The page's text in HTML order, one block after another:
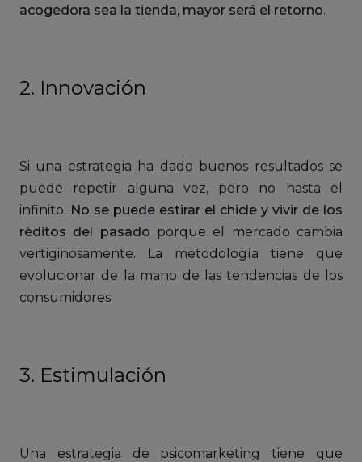
acogedora sea la tienda, mayor será el retorno.
2. Innovación
Si una estrategia ha dado buenos resultados se
puede repetir alguna vez, pero no hasta el
infinito. No se puede estirar el chicle y vivir de los
réditos del pasado porque el mercado cambia
vertiginosamente. La metodología tiene que
evolucionar de la mano de las tendencias de los
consumidores.
3. Estimulación
Una estrategia de psicomarketing tiene que